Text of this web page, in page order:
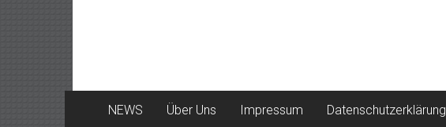
NEWS Über Uns Impressum Datenschutzerklärung